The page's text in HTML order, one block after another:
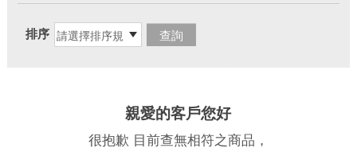
排序
親愛的客戶您好
很抱歉 目前查無相符之商品，